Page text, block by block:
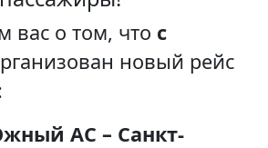
вас о том, что с
новый рейс
АС – Санкт-